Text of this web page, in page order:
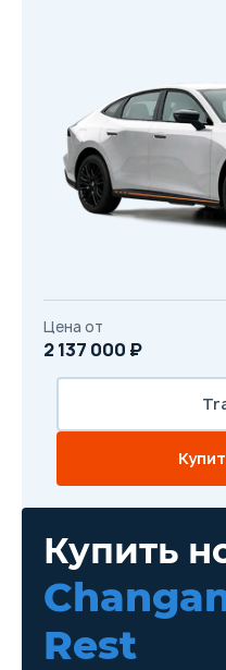
Купить
Rest
Цена от
2 137 000 ₽